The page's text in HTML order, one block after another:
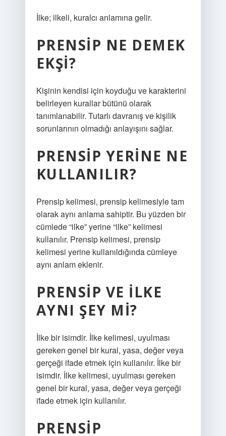
İlke; ilkeli, kuralcı anlamına gelir.
PRENSIP NE DEMEK
EKŞI?
Kişinin kendisi için koyduğu ve karakterini
belirleyen kurallar bütünü olarak
tanımlanabilir. Tutarlı davranış ve kişilik
sorunlarının olmadığı anlayışını sağlar.
PRENSIP YERINE NE
KULLANILIR?
Prensip kelimesi, prensip kelimesiyle tam
olarak aynı anlama sahiptir. Bu yüzden bir
cümlede “ilke” yerine “ilke” kelimesi
kullanılır. Prensip kelimesi, prensip
kelimesi yerine kullanıldığında cümleye
aynı anlam eklenir.
PRENSIP VE ILKE
AYNI ŞEY MI?
İlke bir isimdir. İlke kelimesi, uyulması
gereken genel bir kural, yasa, değer veya
gerçeği ifade etmek için kullanılır. İlke bir
isimdir. İlke kelimesi, uyulması gereken
genel bir kural, yasa, değer veya gerçeği
ifade etmek için kullanılır.
PRENSIP